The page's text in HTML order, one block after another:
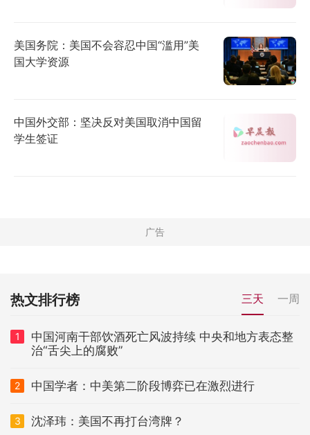
美国务院：美国不会容忍中国“滥用”美
国大学资源
中国外交部：坚决反对美国取消中国留
学生签证
热文排行榜 三天 一周
1
中国河南干部饮酒死亡风波持续 中央和地方表态整
治“舌尖上的腐败”
2 中国学者：中美第二阶段博弈已在激烈进行
3 沈泽玮：美国不再打台湾牌？